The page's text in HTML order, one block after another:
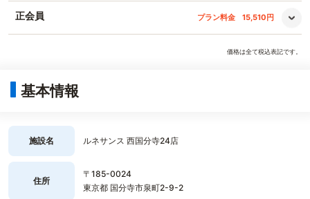
正会員 プラン料金 15,510円
価格は全て税込表記です。
基本情報
施設名 ルネサンス 西国分寺24店
住所
〒185-0024
東京都 国分寺市泉町2-9-2